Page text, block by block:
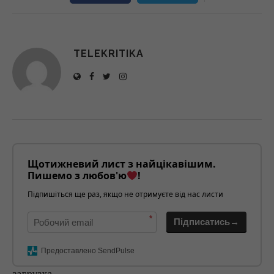
TELEKRITIKA
Щотижневий лист з найцікавішим.
Пишемо з любов'ю
!
Підпишіться ще раз, якщо не отримуєте від нас листи
* Підписатись→
Предоставлено SendPulse